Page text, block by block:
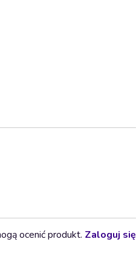
ocenić produkt. Zaloguj się